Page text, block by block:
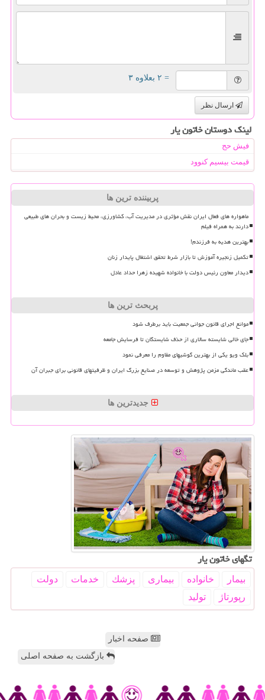
= ۲ بعلاوه ۳
ارسال نظر
لینک دوستان خاتون یار
فیش حج
قیمت بیسیم کنوود
پربیننده ترین ها
ماهواره های فعال ایران نقش مؤثری در مدیریت آب، کشاورزی، محیط زیست و بحران های طبیعی
دارند به همراه فیلم
بهترین هدیه به فرزندم!
تکمیل زنجیره آموزش تا بازار شرط تحقق اشتغال پایدار زنان
دیدار معاون رئیس دولت با خانواده شهیده زهرا حداد عادل
پربحث ترین ها
موانع اجرای قانون جوانی جمعیت باید برطرف شود
جای خالی شایسته سالاری از حذف شایستگان تا فرسایش جامعه
بلک ویو یکی از بهترین گوشیهای مقاوم را معرفی نمود
عقب ماندگی مزمن پژوهش و توسعه در صنایع بزرگ ایران و ظرفیتهای قانونی برای جبران آن
جدیدترین ها
تگهای خاتون یار
بیمار خانواده بیماری پزشك خدمات
دولت
رپورتاژ
تولید
صفحه اخبار
بازگشت به صفحه اصلی